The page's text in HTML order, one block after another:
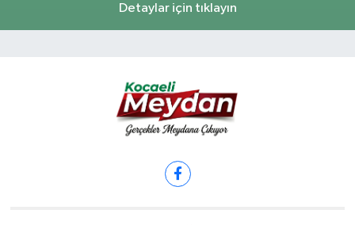
Detaylar için tıklayın